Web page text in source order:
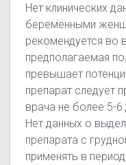
Нет клинических
беременными
рекомендуется во
предполагаемая
превышает
препарат следует
врача не более 5-6
Нет данных о
препарата с
применять в